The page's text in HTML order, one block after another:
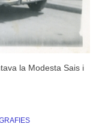
la Modesta Sais i